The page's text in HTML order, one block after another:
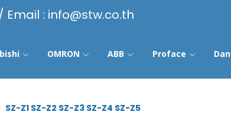
Email : info@stw.co.th
OMRON ABB Proface
SZ-Z1 SZ-Z2 SZ-Z3 SZ-Z4 SZ-Z5